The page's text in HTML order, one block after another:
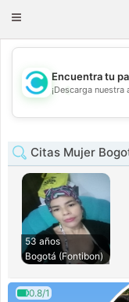
Toggle
💖
Encuentra tu
¡Descarga
Citas Mujer
53 años
Bogotá (Fontibon)
0.8/1